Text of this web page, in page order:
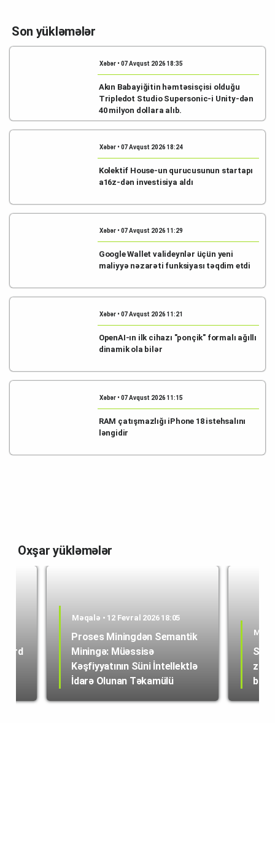
Son yükləmələr
Xəbər • 07 Avqust 2026 18:35
Akın Babayiğitin həmtəsisçisi olduğu
Tripledot Studio Supersonic-i Unity-dən
40 milyon dollara alıb.
Xəbər • 07 Avqust 2026 18:24
Kolektif House-un qurucusunun startapı
a16z-dən investisiya aldı
Xəbər • 07 Avqust 2026 11:29
Google Wallet valideynlər üçün yeni
maliyyə nəzarəti funksiyası təqdim etdi
Xəbər • 07 Avqust 2026 11:21
OpenAI-ın ilk cihazı "ponçik" formalı ağıllı
dinamik ola bilər
Xəbər • 07 Avqust 2026 11:15
RAM çatışmazlığı iPhone 18 istehsalını
ləngidir
Oxşar yükləmələr
Məqalə • 12 Fevral 2026 18:05
Proses Miningdən Semantik
Miningə: Müəssisə
Kəşfiyyatının Süni İntellektlə
İdarə Olunan Təkamülü